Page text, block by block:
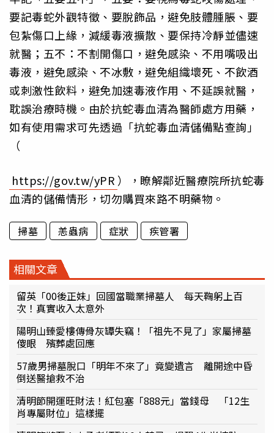
要記毒蛇外觀特徵、要脫飾品，避免肢體腫脹、要
包紮傷口上緣，減緩毒液擴散、要保持冷靜並儘速
就醫；五不：不割開傷口，避免感染、不用嘴吸出
毒液，避免感染、不冰敷，避免組織壞死、不飲酒
或刺激性飲料，避免加速毒液作用、不延誤就醫，
耽誤治療時機。由於抗蛇毒血清為醫師處方用藥，
如有使用需求可先透過「抗蛇毒血清儲備點查詢」
（
https://gov.tw/yPR），瞭解鄰近醫療院所抗蛇毒
血清的儲備情形，切勿購買來路不明藥物。
掃墓 恙蟲病 症狀 疾管署
相關文章
留英「00後正妹」回國當職業掃墓人 每天鞠躬上百
次！真實收入太意外
陽明山臻愛樓傳骨灰罈失竊！「祖先不見了」家屬掃墓
傻眼 殯葬處回應
57歲男掃墓脫口「明年不來了」竟變遺言 離開途中昏
倒送醫搶救不治
清明節開運旺財法！紅包塞「888元」當錢母 「12生
肖專屬財位」這樣擺